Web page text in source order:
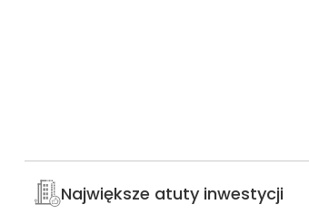
Największe atuty inwestycji